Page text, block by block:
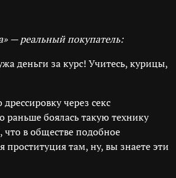
— реальный покупатель:
деньги за курс! Учитесь, курицы,
через секс
раньше боялась такую технику
в обществе подобное
проституция там, ну, вы знаете эти